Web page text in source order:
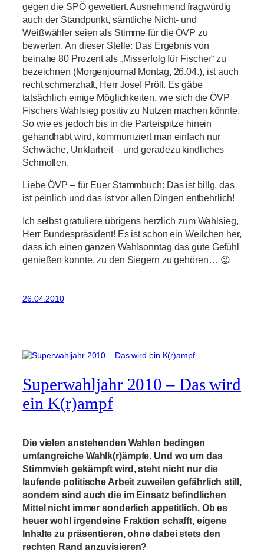
gegen die SPÖ gewettert. Ausnehmend fragwürdig
auch der Standpunkt, sämtliche Nicht- und
Weißwähler seien als Stimme für die ÖVP zu
bewerten. An dieser Stelle: Das Ergebnis von
beinahe 80 Prozent als „Misserfolg für Fischer“ zu
bezeichnen (Morgenjournal Montag, 26.04.), ist auch
recht schmerzhaft, Herr Josef Pröll. Es gäbe
tatsächlich einige Möglichkeiten, wie sich die ÖVP
Fischers Wahlsieg positiv zu Nutzen machen könnte.
So wie es jedoch bis in die Parteispitze hinein
gehandhabt wird, kommuniziert man einfach nur
Schwäche, Unklarheit – und geradezu kindliches
Schmollen.
Liebe ÖVP – für Euer Stammbuch: Das ist billg, das
ist peinlich und das ist vor allen Dingen entbehrlich!
Ich selbst gratuliere übrigens herzlich zum Wahlsieg,
Herr Bundespräsident! Es ist schon ein Weilchen her,
dass ich einen ganzen Wahlsonntag das gute Gefühl
genießen konnte, zu den Siegern zu gehören… 😉
26.04.2010
Superwahljahr 2010 – Das wird
ein K(r)ampf
Die vielen anstehenden Wahlen bedingen
umfangreiche Wahlk(r)ämpfe. Und wo um das
Stimmvieh gekämpft wird, steht nicht nur die
laufende politische Arbeit zuweilen gefährlich still,
sondern sind auch die im Einsatz befindlichen
Mittel nicht immer sonderlich appetitlich. Ob es
heuer wohl irgendeine Fraktion schafft, eigene
Inhalte zu präsentieren, ohne dabei stets den
rechten Rand anzuvisieren?